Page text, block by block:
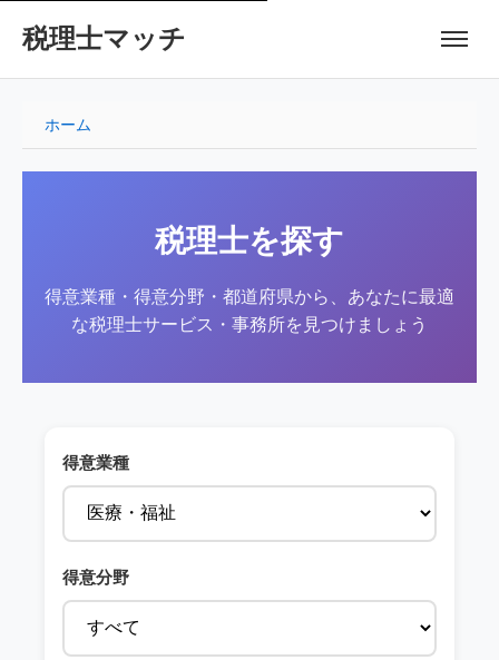
税理士マッチ
ホーム
税理士を探す
得意業種・得意分野・都道府県から、あなたに最適
な税理士サービス・事務所を見つけましょう
得意業種
得意分野